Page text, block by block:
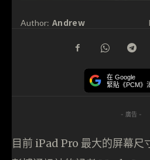
Author: Andrew
在 Google
緊貼《PCM》
- 廣告 -
目前 iPad Pro 最大的屏幕尺